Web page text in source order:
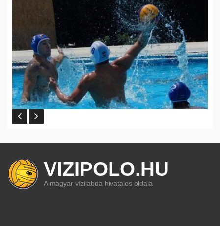
VIZIPOLO.HU
A magyar vízilabda hivatalos oldala